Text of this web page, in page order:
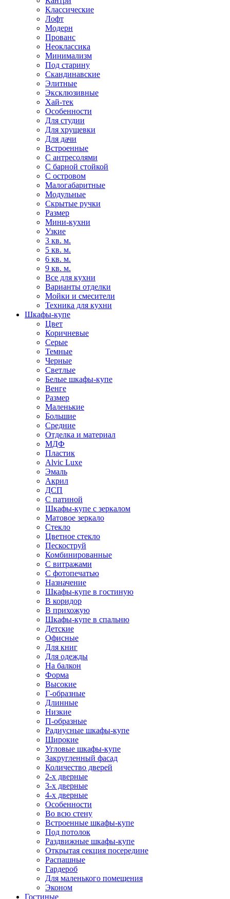
Классические
Лофт
Модерн
Прованс
Неоклассика
Минимализм
Под старину
Скандинавские
Элитные
Эксклюзивные
Хай-тек
Особенности
Для студии
Для хрущевки
Для дачи
Встроенные
С антресолями
С барной стойкой
С островом
Малогабаритные
Модульные
Скрытые ручки
Размер
Мини-кухни
Узкие
3 кв. м.
5 кв. м.
6 кв. м.
9 кв. м.
Все для кухни
Варианты отделки
Мойки и смесители
Техника для кухни
Шкафы-купе
Цвет
Коричневые
Серые
Темные
Черные
Светлые
Белые шкафы-купе
Венге
Размер
Маленькие
Большие
Средние
Отделка и материал
МДФ
Пластик
Alvic Luxe
Эмаль
Акрил
ДСП
С патиной
Шкафы-купе с зеркалом
Матовое зеркало
Стекло
Цветное стекло
Пескоструй
Комбинированные
С витражами
С фотопечатью
Назначение
Шкафы-купе в гостиную
В коридор
В прихожую
Шкафы-купе в спальню
Детские
Офисные
Для книг
Для одежды
На балкон
Форма
Высокие
Г-образные
Длинные
Низкие
П-образные
Радиусные шкафы-купе
Широкие
Угловые шкафы-купе
Закругленный фасад
Количество дверей
2-х дверные
3-х дверные
4-х дверные
Особенности
Во всю стену
Встроенные шкафы-купе
Под потолок
Раздвижные шкафы-купе
Открытая секция посередине
Распашные
Гардероб
Для маленького помещения
Эконом
Гостиные